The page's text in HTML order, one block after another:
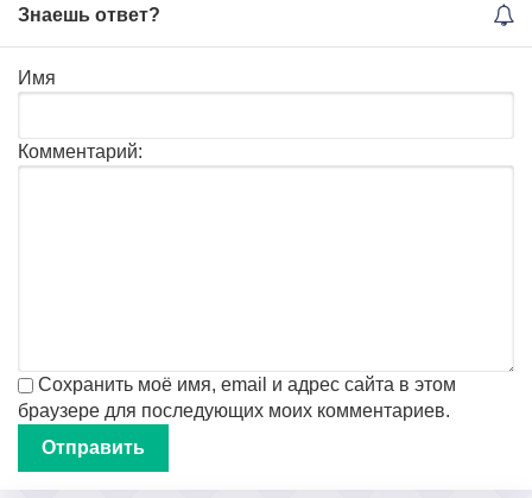
Знаешь ответ?
Имя
Комментарий:
Сохранить моё имя, email и адрес сайта в этом
браузере для последующих моих комментариев.